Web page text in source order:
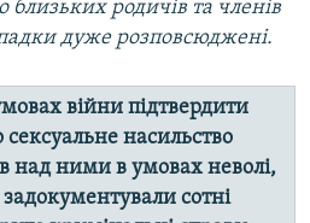
близьких родичів та членів
дуже розповсюджені.
війни підтвердити
насильство
над ними в умовах неволі,
сотні